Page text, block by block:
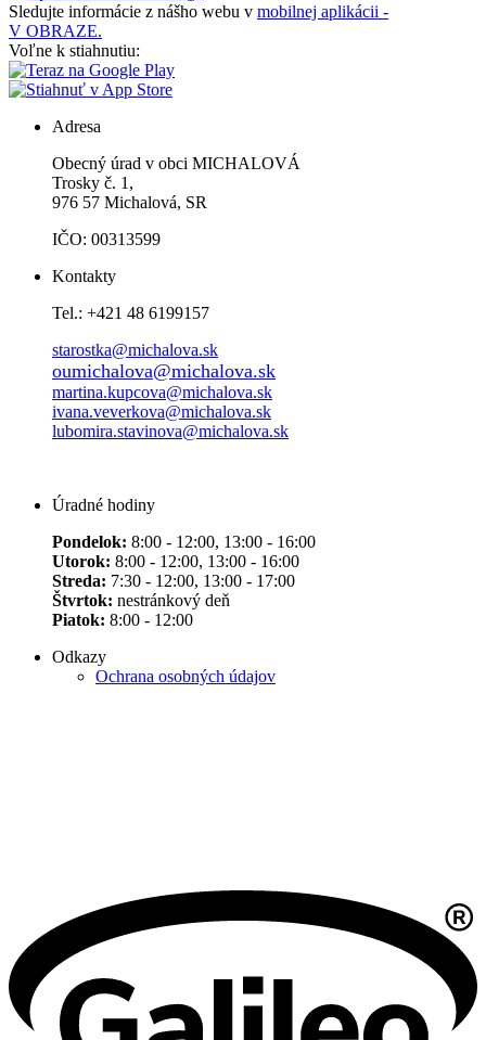
Sledujte informácie z nášho webu v mobilnej aplikácii -
V OBRAZE.
Voľne k stiahnutiu:
Adresa
Obecný úrad v obci MICHALOVÁ
Trosky č. 1,
976 57 Michalová, SR
IČO: 00313599
Kontakty
Tel.: +421 48 6199157
starostka@michalova.sk
oumichalova@michalova.sk
martina.kupcova@michalova.sk
ivana.veverkova@michalova.sk
lubomira.stavinova@michalova.sk
Úradné hodiny
Pondelok: 8:00 - 12:00, 13:00 - 16:00
Utorok: 8:00 - 12:00, 13:00 - 16:00
Streda: 7:30 - 12:00, 13:00 - 17:00
Štvrtok: nestránkový deň
Piatok: 8:00 - 12:00
Odkazy
Ochrana osobných údajov